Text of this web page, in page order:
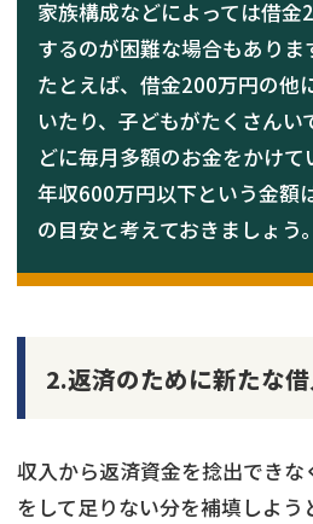
家族構成などによっては借
するのが困難な場合もありま
たとえば、借金200万円の他
いたり、子どもがたくさんい
どに毎月多額のお金をかけて
年収600万円以下という金額
の目安と考えておきましょう。
2.返済のために新たな
収入から返済資金を捻出できな
をして足りない分を補填しよう